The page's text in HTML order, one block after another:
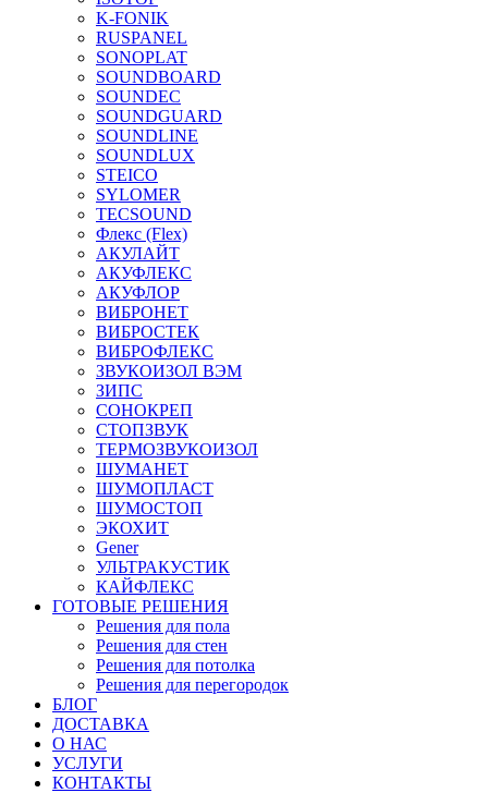
K-FONIK
RUSPANEL
SONOPLAT
SOUNDBOARD
SOUNDEC
SOUNDGUARD
SOUNDLINE
SOUNDLUX
STEICO
SYLOMER
TECSOUND
Флекс (Flex)
АКУЛАЙТ
АКУФЛЕКС
АКУФЛОР
ВИБРОНЕТ
ВИБРОСТЕК
ВИБРОФЛЕКС
ЗВУКОИЗОЛ ВЭМ
ЗИПС
СОНОКРЕП
СТОПЗВУК
ТЕРМОЗВУКОИЗОЛ
ШУМАНЕТ
ШУМОПЛАСТ
ШУМОСТОП
ЭКОХИТ
Gener
УЛЬТРАКУСТИК
КАЙФЛЕКС
ГОТОВЫЕ РЕШЕНИЯ
Решения для пола
Решения для стен
Решения для потолка
Решения для перегородок
БЛОГ
ДОСТАВКА
О НАС
УСЛУГИ
КОНТАКТЫ